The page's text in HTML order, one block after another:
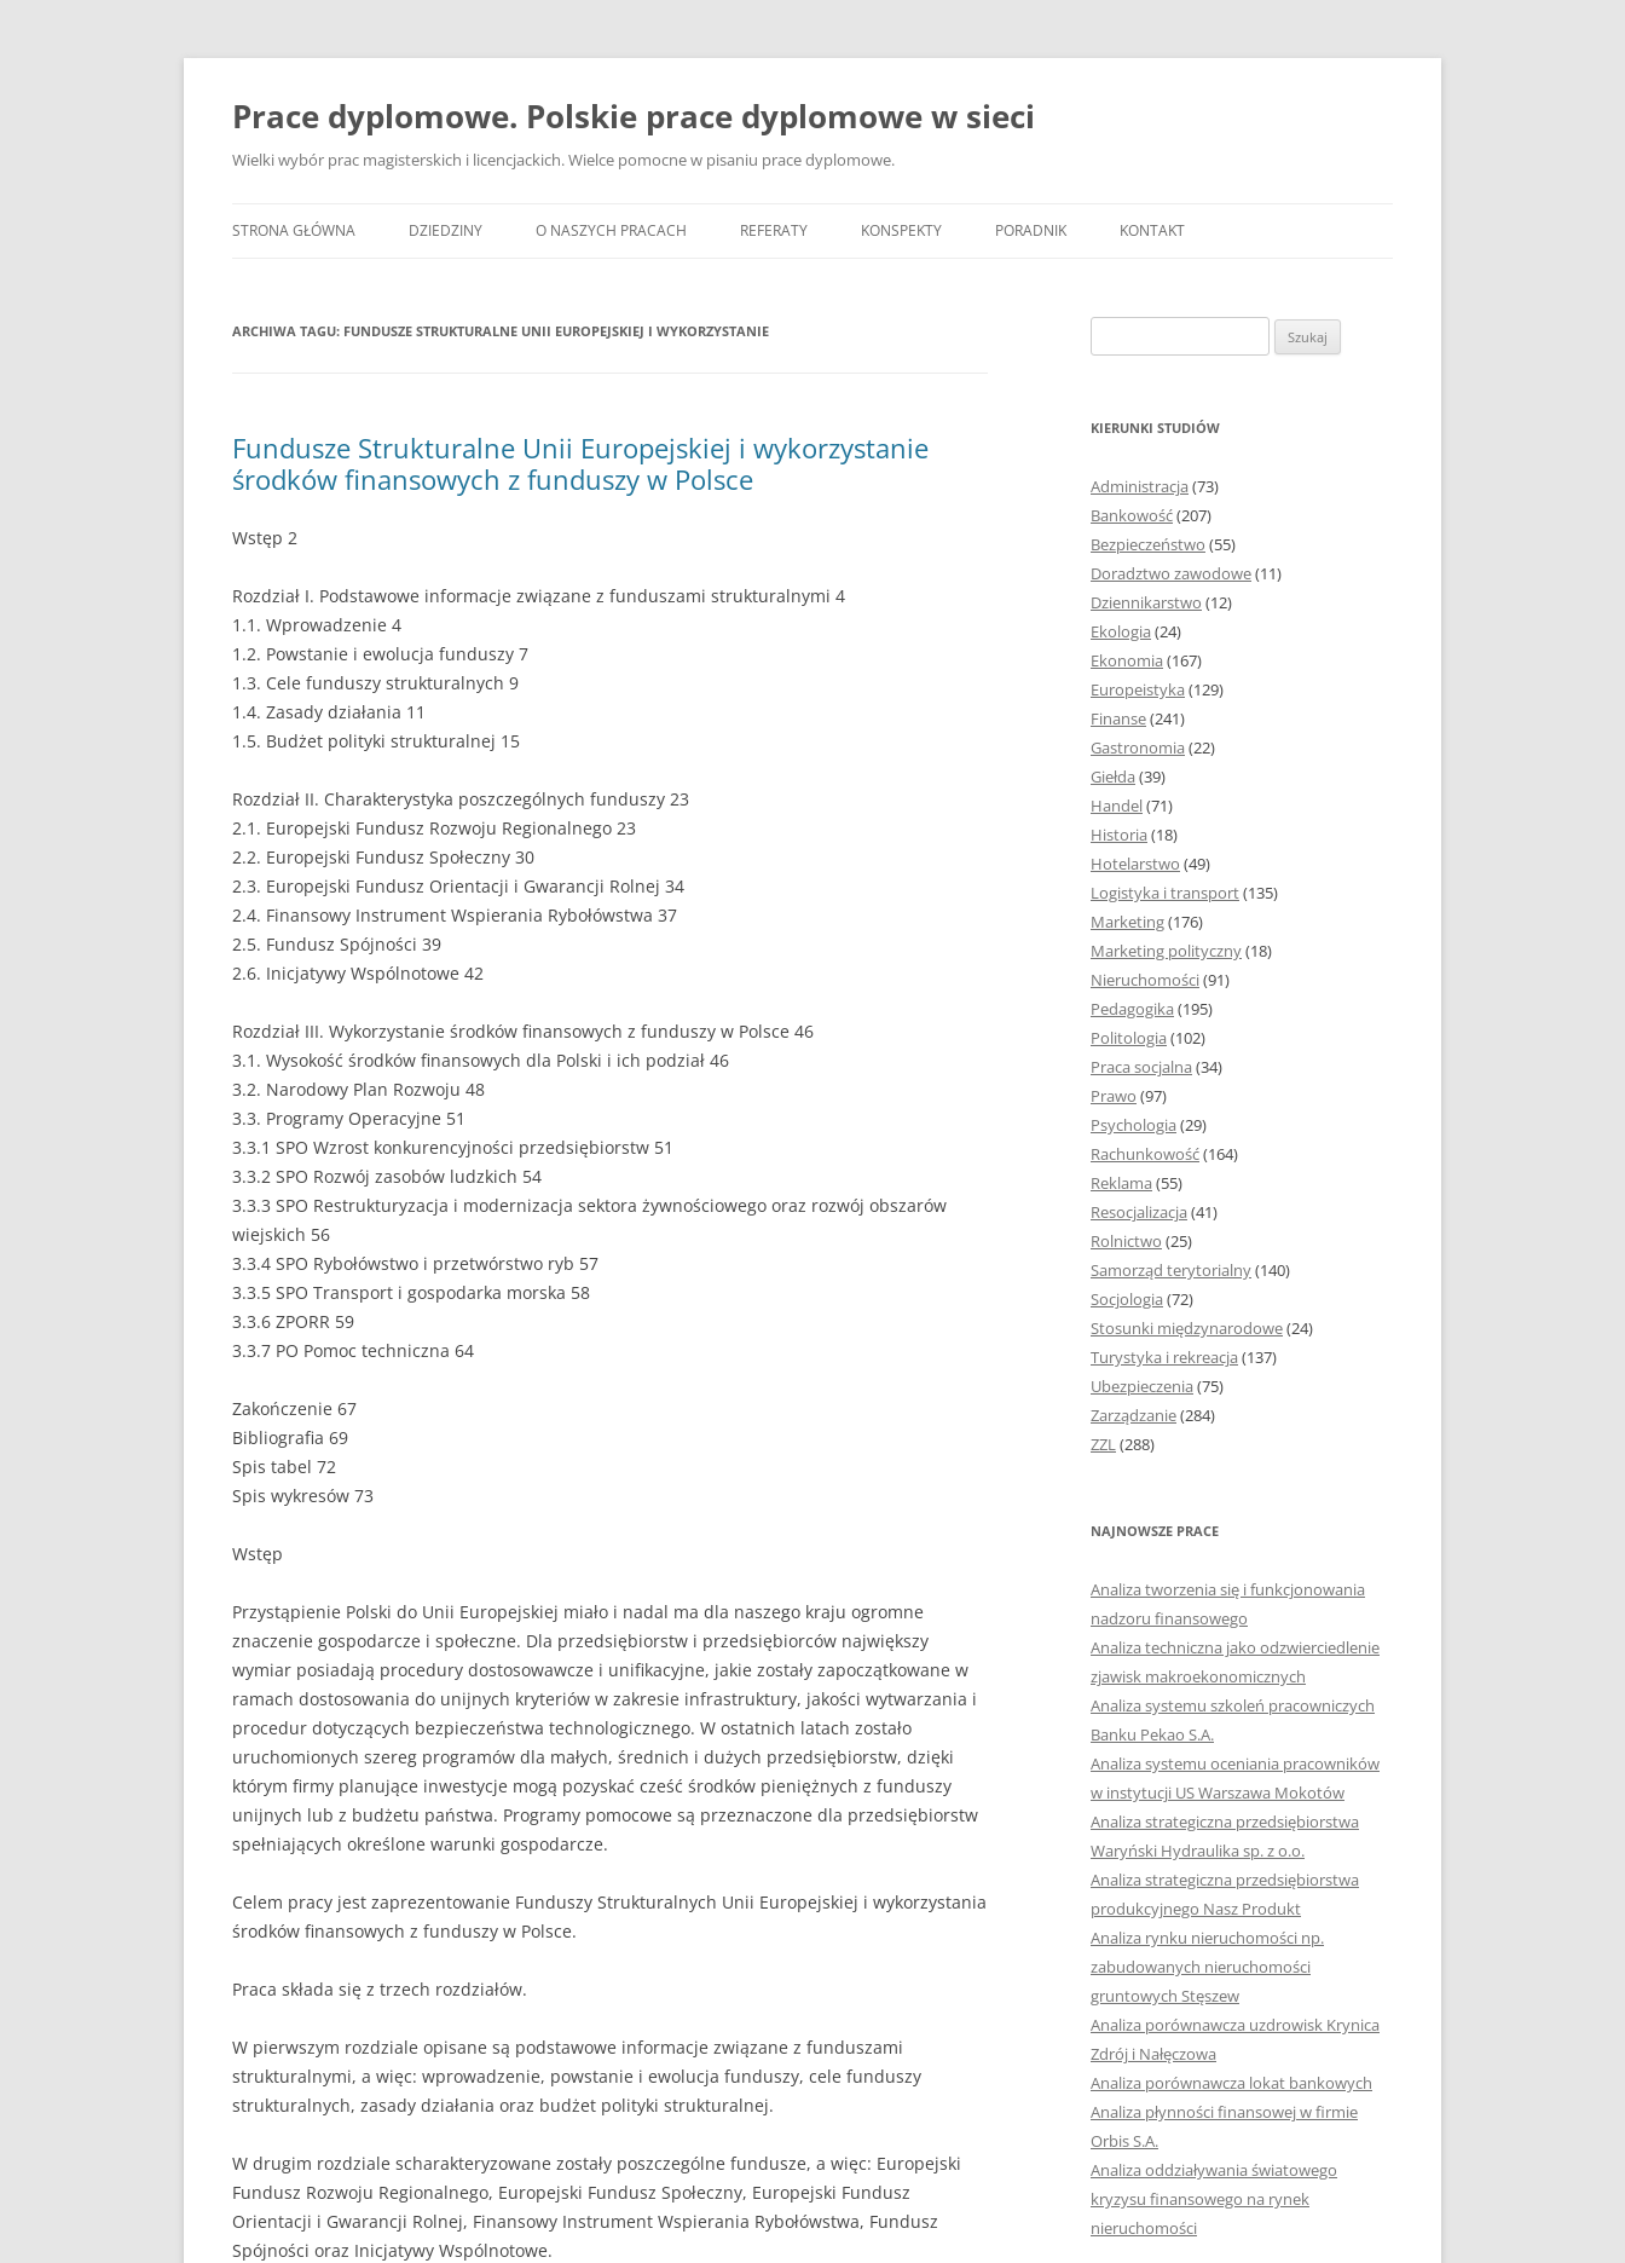
Przejdź
Prace dyplomowe. Polskie prace dyplomowe w sieci
Wielki wybór prac magisterskich i licencjackich. Wielce pomocne w pisaniu prace dyplomowe.
STRONA GŁÓWNA DZIEDZINY
BANKOWOŚĆ
EKOLOGIA
GASTRONOMIA
HISTORIA
HOTELARSTWO
LOGISTYKA I TRANSPORT
MARKETING
MARKETING POLITYCZNY
NIERUCHOMOŚCI
PEDAGOGIKA
POLITOLOGIA
PSYCHOLOGIA
TURYSTYKA I REKREACJA
UBEZPIECZENIA
ZARZĄDZANIE
ZZL
O NASZYCH PRACACH REFERATY KONSPEKTY PORADNIK
JAK ZBIERAĆ I OPRACOWYWAĆ
BIBLIOGRAFICZNYCH
ZAWARTOŚĆ I ROZMIAR PRACY
DYPLOMOWEJ
ESTETYKA PRACY DYPLOMOWEJ –
WYRÓŻNIENIA, NUMEROWANIE
CZCIONKA, MARGINESY I
WIELKOŚĆ STRON
STRUKTURA AKAPITU W PRACY
DYPLOMOWEJ
STYL PRACY DYPLOMOWEJ
SPIS TREŚCI W PRACY
DYPLOMOWEJ
WSTĘP PRACY DYPLOMOWEJ
ROZDZIAŁY I PODROZDZIAŁY
ZAKOŃCZENIE PRACY
DYPLOMOWEJ
BIBLIOGRAFIA
SPIS RYSUNKÓW, TABEL I
ZAŁĄCZNIKÓW
TABELE, RYSUNKI ORAZ WYKRESY
KSIĄŻKI, KTÓRE POMOGĄ CI
NAPISAĆ PRACĘ DYPLOMOWĄ
JAK PRZYGOTOWAĆ SIĘ DO
USTNEGO EGZAMINU
DYPLOMOWEGO?
HIPOTEZY W PRACACH
DYPLOMOWYCH
JAK PRZYGOTOWAĆ SIĘ DO
OBRONY PRACY DYPLOMOWEJ
KONTAKT
ARCHIWA TAGU: FUNDUSZE STRUKTURALNE UNII EUROPEJSKIEJ I WYKORZYSTANIE
Fundusze Strukturalne Unii Europejskiej i wykorzystanie
środków finansowych z funduszy w Polsce
Wstęp 2
Rozdział I. Podstawowe informacje związane z funduszami strukturalnymi 4
1.1. Wprowadzenie 4
1.2. Powstanie i ewolucja funduszy 7
1.3. Cele funduszy strukturalnych 9
1.4. Zasady działania 11
1.5. Budżet polityki strukturalnej 15
Rozdział II. Charakterystyka poszczególnych funduszy 23
2.1. Europejski Fundusz Rozwoju Regionalnego 23
2.2. Europejski Fundusz Społeczny 30
2.3. Europejski Fundusz Orientacji i Gwarancji Rolnej 34
2.4. Finansowy Instrument Wspierania Rybołówstwa 37
2.5. Fundusz Spójności 39
2.6. Inicjatywy Wspólnotowe 42
Rozdział III. Wykorzystanie środków finansowych z funduszy w Polsce 46
3.1. Wysokość środków finansowych dla Polski i ich podział 46
3.2. Narodowy Plan Rozwoju 48
3.3. Programy Operacyjne 51
3.3.1 SPO Wzrost konkurencyjności przedsiębiorstw 51
3.3.2 SPO Rozwój zasobów ludzkich 54
3.3.3 SPO Restrukturyzacja i modernizacja sektora żywnościowego oraz rozwój obszarów
wiejskich 56
3.3.4 SPO Rybołówstwo i przetwórstwo ryb 57
3.3.5 SPO Transport i gospodarka morska 58
3.3.6 ZPORR 59
3.3.7 PO Pomoc techniczna 64
Zakończenie 67
Bibliografia 69
Spis tabel 72
Spis wykresów 73
Wstęp
Przystąpienie Polski do Unii Europejskiej miało i nadal ma dla naszego kraju ogromne
znaczenie gospodarcze i społeczne. Dla przedsiębiorstw i przedsiębiorców największy
wymiar posiadają procedury dostosowawcze i unifikacyjne, jakie zostały zapoczątkowane w
ramach dostosowania do unijnych kryteriów w zakresie infrastruktury, jakości wytwarzania i
procedur dotyczących bezpieczeństwa technologicznego. W ostatnich latach zostało
uruchomionych szereg programów dla małych, średnich i dużych przedsiębiorstw, dzięki
którym firmy planujące inwestycje mogą pozyskać cześć środków pieniężnych z funduszy
unijnych lub z budżetu państwa. Programy pomocowe są przeznaczone dla przedsiębiorstw
spełniających określone warunki gospodarcze.
Celem pracy jest zaprezentowanie Funduszy Strukturalnych Unii Europejskiej i wykorzystania
środków finansowych z funduszy w Polsce.
Praca składa się z trzech rozdziałów.
W pierwszym rozdziale opisane są podstawowe informacje związane z funduszami
strukturalnymi, a więc: wprowadzenie, powstanie i ewolucja funduszy, cele funduszy
strukturalnych, zasady działania oraz budżet polityki strukturalnej.
W drugim rozdziale scharakteryzowane zostały poszczególne fundusze, a więc: Europejski
Fundusz Rozwoju Regionalnego, Europejski Fundusz Społeczny, Europejski Fundusz
Orientacji i Gwarancji Rolnej, Finansowy Instrument Wspierania Rybołówstwa, Fundusz
Spójności oraz Inicjatywy Wspólnotowe.
KIERUNKI STUDIÓW
Administracja (73)
Bankowość(207)
Bezpieczeństwo (55)
Doradztwo zawodowe(11)
Dziennikarstwo (12)
Ekologia (24)
Ekonomia (167)
Europeistyka (129)
Finanse(241)
Gastronomia (22)
Giełda (39)
Handel(71)
Historia (18)
Hotelarstwo (49)
Logistyka i transport(135)
Marketing(176)
Marketing polityczny(18)
Nieruchomości(91)
Pedagogika (195)
Politologia (102)
Praca socjalna (34)
Prawo (97)
Psychologia (29)
Rachunkowość(164)
Reklama (55)
Resocjalizacja (41)
Rolnictwo (25)
Samorząd terytorialny(140)
Socjologia (72)
Stosunki międzynarodowe(24)
Turystyka i rekreacja (137)
Ubezpieczenia (75)
Zarządzanie(284)
ZZL(288)
NAJNOWSZE PRACE
Analiza tworzenia się i funkcjonowania
nadzoru finansowego
Analiza techniczna jako odzwierciedlenie
zjawisk makroekonomicznych
Analiza systemu szkoleń pracowniczych
Banku Pekao S.A.
Analiza systemu oceniania pracowników
w instytucji US Warszawa Mokotów
Analiza strategiczna przedsiębiorstwa
Waryński Hydraulika sp. z o.o.
Analiza strategiczna przedsiębiorstwa
produkcyjnego Nasz Produkt
Analiza rynku nieruchomości np.
zabudowanych nieruchomości
gruntowych Stęszew
Analiza porównawcza uzdrowisk Krynica
Zdrój i Nałęczowa
Analiza porównawcza lokat bankowych
Analiza płynności finansowej w firmie
Orbis S.A.
Analiza oddziaływania światowego
kryzysu finansowego na rynek
nieruchomości